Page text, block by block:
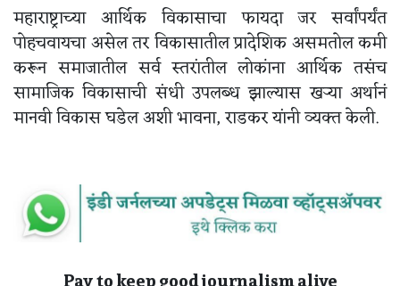
महाराष्ट्राच्या आर्थिक विकासाचा फायदा जर सर्वांपर्यंत
पोहचवायचा असेल तर विकासातील प्रादेशिक असमतोल कमी
करून समाजातील सर्व स्तरांतील लोकांना आर्थिक तसंच
सामाजिक विकासाची संधी उपलब्ध झाल्यास खऱ्या अर्थानं
मानवी विकास घडेल अशी भावना, राडकर यांनी व्यक्त केली.
Pay to keep good journalism alive